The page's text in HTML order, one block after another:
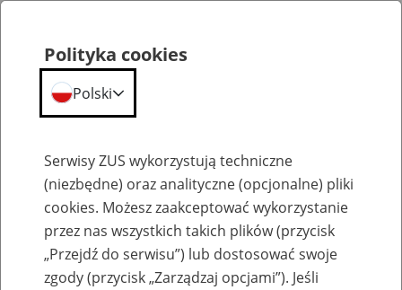
Szkolenia
Polityka cookies
Polski
Serwisy ZUS wykorzystują techniczne
(niezbędne) oraz analityczne (opcjonalne) pliki
cookies. Możesz zaakceptować wykorzystanie
przez nas wszystkich takich plików (przycisk
„Przejdź do serwisu”) lub dostosować swoje
zgody (przycisk „Zarządzaj opcjami”). Jeśli